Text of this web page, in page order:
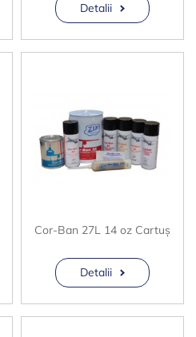
Detalii
Cor-Ban 27L 14 oz Cartuș
Detalii